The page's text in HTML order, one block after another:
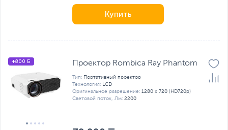
Купить
+800 Б Проектор Rombica Ray Phantom
Тип: Портативный проектор
Технология:
LCD
Оригинальное разрешение: 1280 x 720 (HD720p)
Световой поток, Лм: 2200